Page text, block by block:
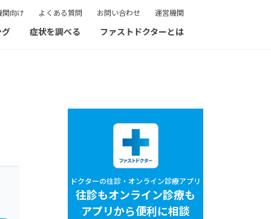
関向け よくある質問 お問い合わせ 運営機関
症状を調べる ファストドクターとは
ドクターの往診・オンライン診療アプリ
往診もオンライン診療も
アプリから便利に相談